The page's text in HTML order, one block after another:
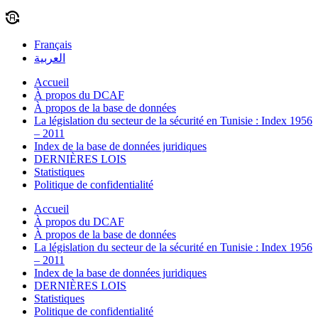
Français
العربية
Accueil
À propos du DCAF
À propos de la base de données
La législation du secteur de la sécurité en Tunisie : Index 1956
– 2011
Index de la base de données juridiques
DERNIÈRES LOIS
Statistiques
Politique de confidentialité
Accueil
À propos du DCAF
À propos de la base de données
La législation du secteur de la sécurité en Tunisie : Index 1956
– 2011
Index de la base de données juridiques
DERNIÈRES LOIS
Statistiques
Politique de confidentialité